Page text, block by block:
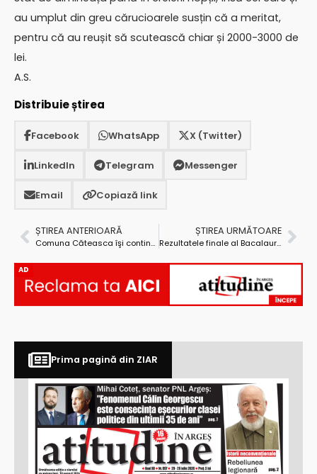
au umplut din greu cărucioarele susțin că a meritat,
pentru că au reușit să scutească chiar și 2000-3000 de
lei.
A.S.
Distribuie știrea
Facebook WhatsApp X (Twitter)
LinkedIn Telegram Messenger
Email Copiază link
ȘTIREA ANTERIOARĂ
Comuna Căteasca îşi continuă procesul de dezvoltare
ȘTIREA URMĂTOARE
Rezultatele finale al Bacalaureatului în liceele din Mioveni
AD
Prima pagină din ZIAR